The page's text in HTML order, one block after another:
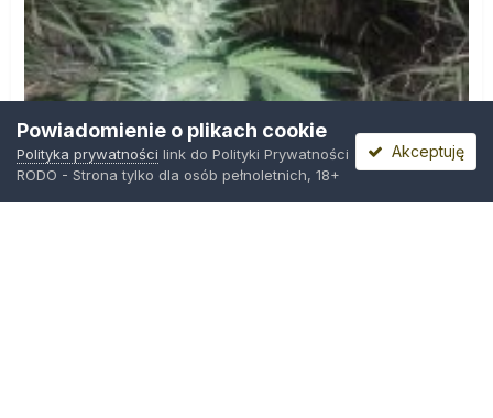
Powiadomienie o plikach cookie
Polityka prywatności link do Polityki Prywatności
RODO - Strona tylko dla osób pełnoletnich, 18+
Akceptuję